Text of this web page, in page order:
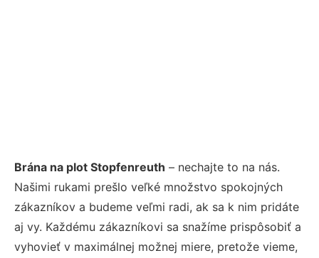
Brána na plot Stopfenreuth – nechajte to na nás.
Našimi rukami prešlo veľké množstvo spokojných
zákazníkov a budeme veľmi radi, ak sa k nim pridáte
aj vy. Každému zákazníkovi sa snažíme prispôsobiť a
vyhovieť v maximálnej možnej miere, pretože vieme,